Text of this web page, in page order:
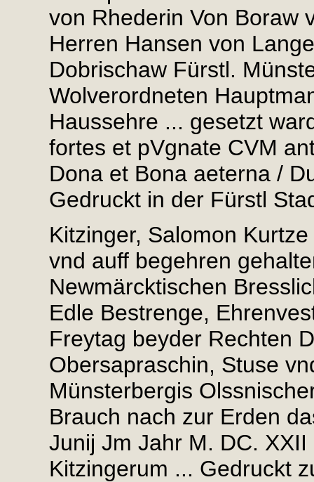
von Rhederin Von Boraw
Herren Hansen von
Dobrischaw Fürstl.
Wolverordneten
Haussehre ... gesetzt
fortes et pVgnate CVM
Dona et Bona aeterna /
Gedruckt in der Fürstl
Kitzinger, Salomon
vnd auff begehren
Newmärcktischen
Edle Bestrenge,
Freytag beyder Rechten
Obersapraschin, Stuse
Münsterbergis
Brauch nach zur Erden
Junij Jm Jahr M. DC.
Kitzingerum ... Gedruckt